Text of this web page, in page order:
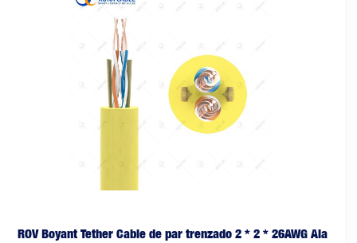
ROV Boyant Tether Cable de par trenzado 2 * 2 * 26AWG Ala